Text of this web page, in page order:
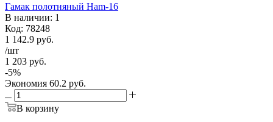
Гамак полотняный Ham-16
В наличии: 1
Код: 78248
1 142.9 руб.
/шт
1 203 руб.
-5%
Экономия 60.2 руб.
В корзину